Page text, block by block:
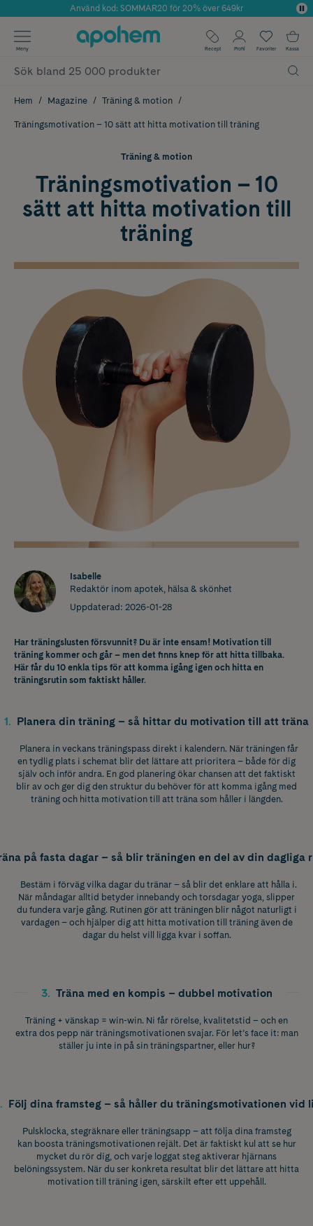
Årets Butik 2025 inom Skönhet
Använd kod: SOMMAR20 för 20% över 649kr
✓ Fri frakt
✓ Poäng på alla köp*
Meny Recept Profil Favoriter Kassa
Hem Magazine Träning & motion
Träningsmotivation – 10 sätt att hitta motivation till träning
Träning & motion
Träningsmotivation – 10
sätt att hitta motivation till
träning
Isabelle
Redaktör inom apotek, hälsa & skönhet
Uppdaterad: 2026-01-28
Har träningslusten försvunnit? Du är inte ensam! Motivation till
träning kommer och går – men det finns knep för att hitta tillbaka.
Här får du 10 enkla tips för att komma igång igen och hitta en
träningsrutin som faktiskt håller.
1. Planera din träning – så hittar du motivation till att träna
Planera in veckans träningspass direkt i kalendern. När träningen får
en tydlig plats i schemat blir det lättare att prioritera – både för dig
själv och inför andra. En god planering ökar chansen att det faktiskt
blir av och ger dig den struktur du behöver för att komma igång med
träning och hitta motivation till att träna som håller i längden.
på fasta dagar – så blir träningen en del av din dagliga
Bestäm i förväg vilka dagar du tränar – så blir det enklare att hålla i.
När måndagar alltid betyder innebandy och torsdagar yoga, slipper
du fundera varje gång. Rutinen gör att träningen blir något naturligt i
vardagen – och hjälper dig att hitta motivation till träning även de
dagar du helst vill ligga kvar i soffan.
3. Träna med en kompis – dubbel motivation
Träning + vänskap = win-win. Ni får rörelse, kvalitetstid – och en
extra dos pepp när träningsmotivationen svajar. För let’s face it: man
ställer ju inte in på sin träningspartner, eller hur?
. Följ dina framsteg – så håller du träningsmotivationen vid
Pulsklocka, stegräknare eller träningsapp – att följa dina framsteg
kan boosta träningsmotivationen rejält. Det är faktiskt kul att se hur
mycket du rör dig, och varje loggat steg aktiverar hjärnans
belöningssystem. När du ser konkreta resultat blir det lättare att hitta
motivation till träning igen, särskilt efter ett uppehåll.